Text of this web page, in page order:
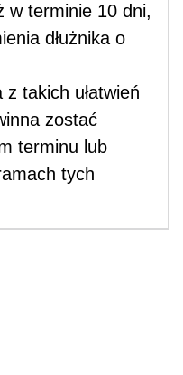
w terminie 10 dni,
dłużnika o
z takich ułatwień
zostać
terminu lub
tych